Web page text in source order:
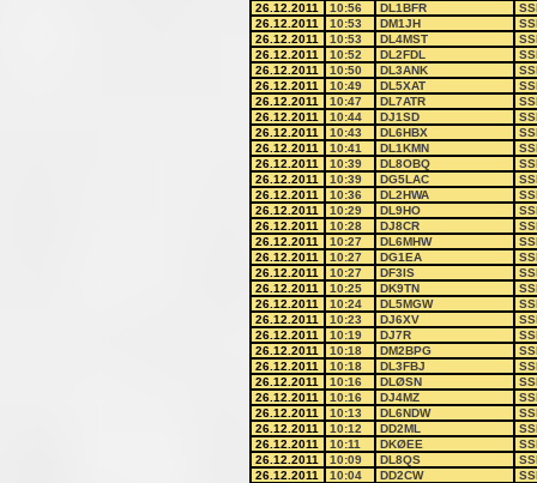
26.12.2011
10:56 DL1BFR
26.12.2011
10:53 DM1JH
26.12.2011
10:53 DL4MST
26.12.2011
10:52 DL2FDL
26.12.2011
10:50 DL3ANK
26.12.2011
10:49 DL5XAT
26.12.2011
10:47 DL7ATR
26.12.2011
10:44 DJ1SD
26.12.2011
10:43 DL6HBX
26.12.2011
10:41 DL1KMN
26.12.2011
10:39 DL8OBQ
26.12.2011
10:39 DG5LAC
26.12.2011
10:36 DL2HWA
26.12.2011
10:29 DL9HO
26.12.2011
10:28 DJ8CR
26.12.2011
10:27 DL6MHW
26.12.2011
10:27 DG1EA
26.12.2011
10:27 DF3IS
26.12.2011
10:25 DK9TN
26.12.2011
10:24 DL5MGW
26.12.2011
10:23 DJ6XV
26.12.2011
10:19 DJ7R
26.12.2011
10:18 DM2BPG
26.12.2011
10:18 DL3FBJ
26.12.2011
10:16 DLØSN
26.12.2011
10:16 DJ4MZ
26.12.2011
10:13 DL6NDW
26.12.2011
10:12 DD2ML
26.12.2011
10:11 DKØEE
26.12.2011
10:09 DL8QS
26.12.2011
10:04 DD2CW